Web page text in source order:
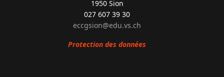
1950 Sion
027 607 39 30
eccgsion@edu.vs.ch
Protection des données